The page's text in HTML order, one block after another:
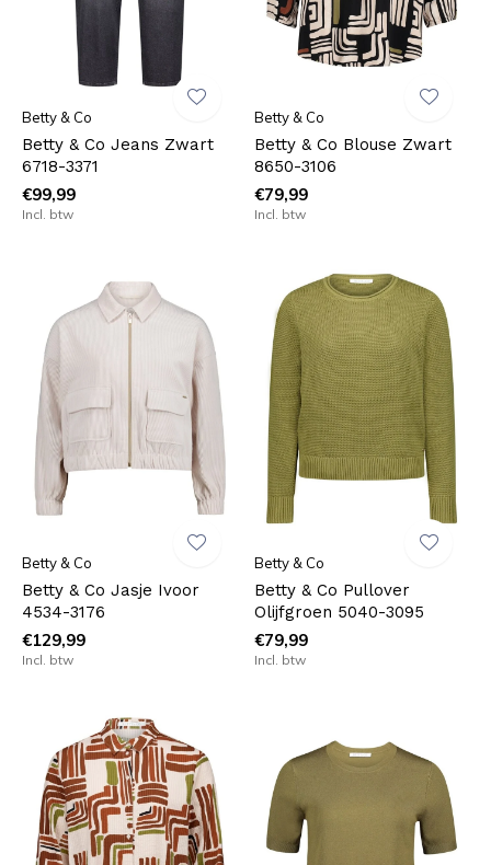
Betty & Co
Betty & Co Jeans Zwart
6718-3371
€99,99
Incl. btw
Betty & Co
Betty & Co Blouse Zwart
8650-3106
€79,99
Incl. btw
Betty & Co
Betty & Co Jasje Ivoor
4534-3176
€129,99
Incl. btw
Betty & Co
Betty & Co Pullover
Olijfgroen 5040-3095
€79,99
Incl. btw